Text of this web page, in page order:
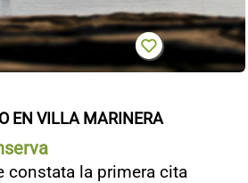
EN VILLA MARINERA
constata la primera cita